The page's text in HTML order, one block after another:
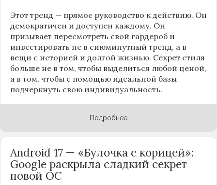
Этот тренд — прямое руководство к действию. Он
демократичен и доступен каждому. Он
призывает пересмотреть свой гардероб и
инвестировать не в сиюминутный тренд, а в
вещи с историей и долгой жизнью. Секрет стиля
больше не в том, чтобы выделиться любой ценой,
а в том, чтобы с помощью идеальной базы
подчеркнуть свою индивидуальность.
Подробнее
Android 17 — «Булочка с корицей»:
Google раскрыла сладкий секрет
новой ОС